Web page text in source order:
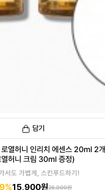
담기
열허니 인리치 에센스 20ml 2개
열허니 크림 30ml 증정)
서도 가볍게, 스킨푸드하기!
15,900원26,000원